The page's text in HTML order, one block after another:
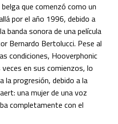
que comenzó como un
por el año 1996, debido a
banda sonora de una película
Bernardo Bertolucci. Pese al
condiciones, Hooverphonic
en sus comienzos, lo
la progresión, debido a la
una mujer de una voz
completamente con el